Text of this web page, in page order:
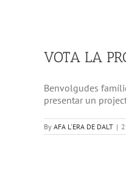
VOTA LA
Benvolgudes
presentar un
By AFA L'ERA DE DALT |